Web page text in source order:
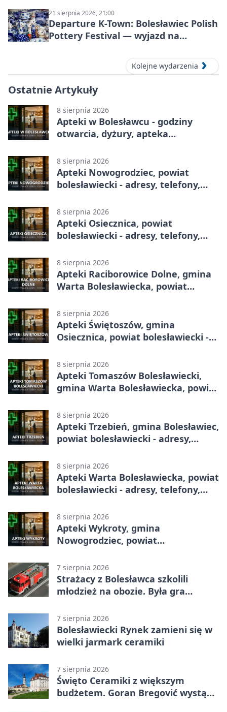
21 sierpnia 2026, 21:00
Departure K-Town: Bolesławiec Polish
Pottery Festival — wyjazd na
Kolejne wydarzenia
Ostatnie Artykuły
8 sierpnia 2026
Apteki w Bolesławcu - godziny
otwarcia, dyżury, apteka
8 sierpnia 2026
Apteki Nowogrodziec, powiat
bolesławiecki - adresy, telefony,
8 sierpnia 2026
Apteki Osiecznica, powiat
bolesławiecki - adresy, telefony,
8 sierpnia 2026
Apteki Raciborowice Dolne, gmina
Warta Bolesławiecka, powiat
godziny otwarcia
8 sierpnia 2026
Apteki Świętoszów, gmina
Osiecznica, powiat bolesławiecki -
8 sierpnia 2026
Apteki Tomaszów Bolesławiecki,
gmina Warta Bolesławiecka, powiat
godziny otwarcia
8 sierpnia 2026
Apteki Trzebień, gmina Bolesławiec,
powiat bolesławiecki - adresy,
8 sierpnia 2026
Apteki Warta Bolesławiecka, powiat
bolesławiecki - adresy, telefony,
8 sierpnia 2026
Apteki Wykroty, gmina
Nowogrodziec, powiat
godziny otwarcia
7 sierpnia 2026
Strażacy z Bolesławca szkolili
młodzież na obozie. Była gra
7 sierpnia 2026
Bolesławiecki Rynek zamieni się w
wielki jarmark ceramiki
7 sierpnia 2026
Święto Ceramiki z większym
budżetem. Goran Bregović wystąpi